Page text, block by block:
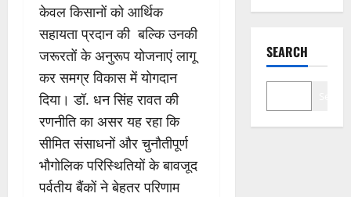
केवल किसानों को आर्थिक
सहायता प्रदान की बल्कि उनकी
जरूरतों के अनुरूप योजनाएं लागू
कर समग्र विकास में योगदान
दिया। डॉ. धन सिंह रावत की
रणनीति का असर यह रहा कि
सीमित संसाधनों और चुनौतीपूर्ण
भौगोलिक परिस्थितियों के बावजूद
पर्वतीय बैंकों ने बेहतर परिणाम
SEARCH